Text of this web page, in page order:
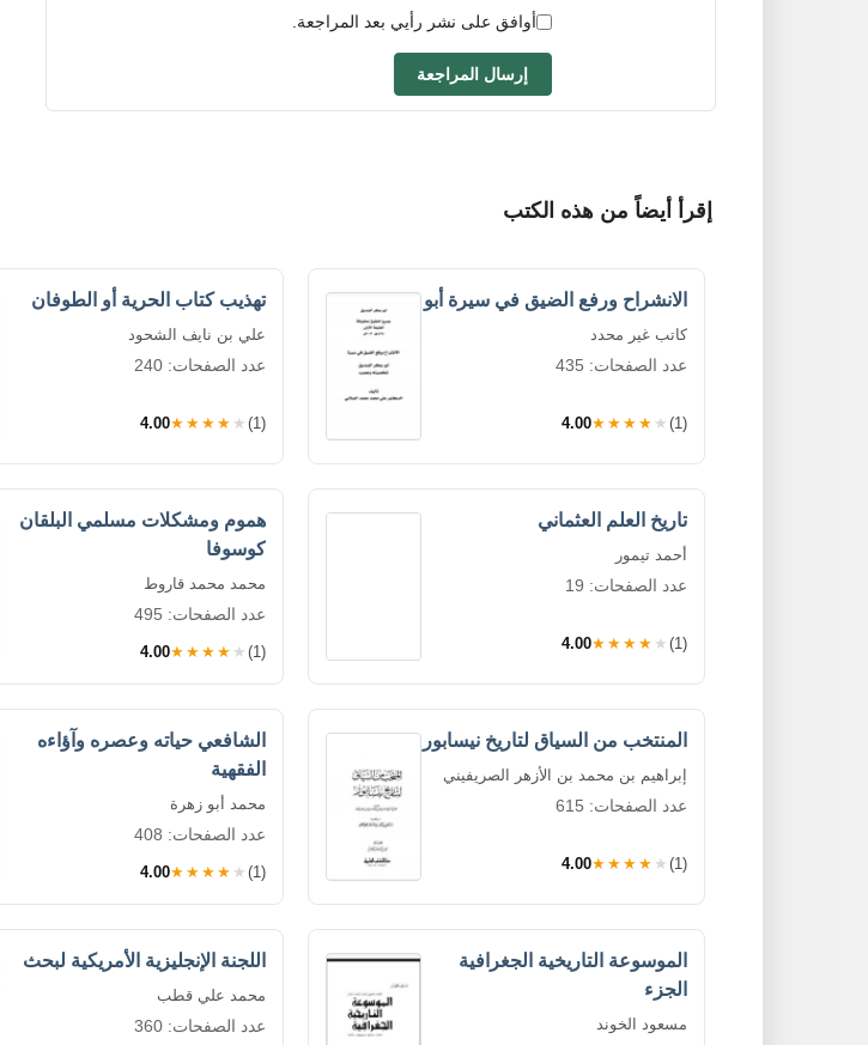
أوافق على نشر رأيي بعد المراجعة.
إرسال المراجعة
إقرأ أيضاً من هذه الكتب
الانشراح ورفع الضيق في سيرة أبو
كاتب غير محدد
عدد الصفحات: 435
4.00★★★★★ (1)
تهذيب كتاب الحرية أو الطوفان
علي بن نايف الشحود
عدد الصفحات: 240
4.00★★★★★ (1)
تاريخ العلم العثماني
أحمد تيمور
عدد الصفحات: 19
4.00★★★★★ (1)
هموم ومشكلات مسلمي البلقان
كوسوفا
محمد محمد قاروط
عدد الصفحات: 495
4.00★★★★★ (1)
المنتخب من السياق لتاريخ نيسابور
إبراهيم بن محمد بن الأزهر الصريفيني
عدد الصفحات: 615
4.00★★★★★ (1)
الشافعي حياته وعصره وآؤاءه
الفقهية
محمد أبو زهرة
عدد الصفحات: 408
4.00★★★★★ (1)
الموسوعة التاريخية الجغرافية
الجزء
مسعود الخوند
اللجنة الإنجليزية الأمريكية لبحث
محمد علي قطب
عدد الصفحات: 360